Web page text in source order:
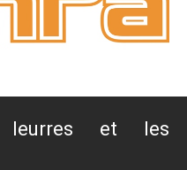
leurres et les